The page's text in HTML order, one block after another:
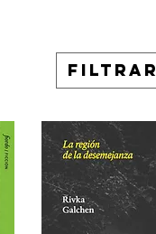
Filtrar